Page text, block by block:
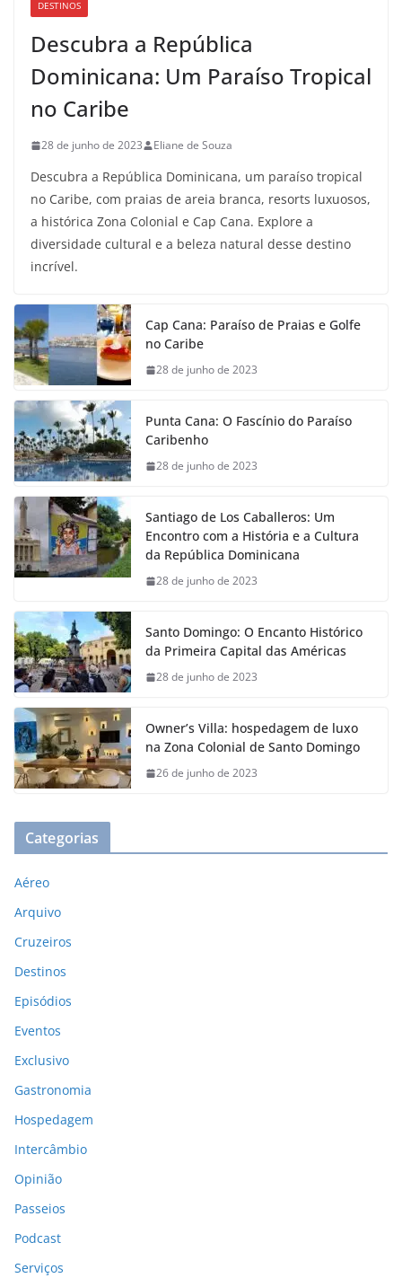
DESTINOS
Descubra a República
Dominicana: Um Paraíso Tropical
no Caribe
28 de junho de 2023 Eliane de Souza
Descubra a República Dominicana, um paraíso tropical
no Caribe, com praias de areia branca, resorts luxuosos,
a histórica Zona Colonial e Cap Cana. Explore a
diversidade cultural e a beleza natural desse destino
incrível.
Cap Cana: Paraíso de Praias e Golfe
no Caribe
28 de junho de 2023
Punta Cana: O Fascínio do Paraíso
Caribenho
28 de junho de 2023
Santiago de Los Caballeros: Um
Encontro com a História e a Cultura
da República Dominicana
28 de junho de 2023
Santo Domingo: O Encanto Histórico
da Primeira Capital das Américas
28 de junho de 2023
Owner’s Villa: hospedagem de luxo
na Zona Colonial de Santo Domingo
26 de junho de 2023
Categorias
Aéreo
Arquivo
Cruzeiros
Destinos
Episódios
Eventos
Exclusivo
Gastronomia
Hospedagem
Intercâmbio
Opinião
Passeios
Podcast
Serviços